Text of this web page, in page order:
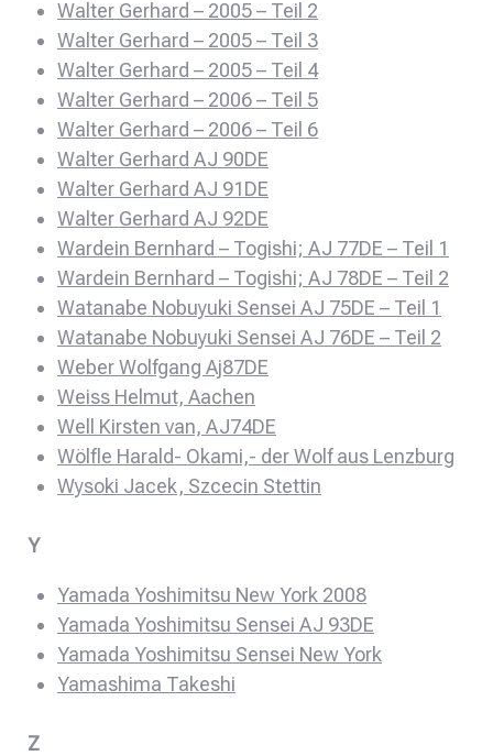
Walter Gerhard – 2005 – Teil 2
Walter Gerhard – 2005 – Teil 3
Walter Gerhard – 2005 – Teil 4
Walter Gerhard – 2006 – Teil 5
Walter Gerhard – 2006 – Teil 6
Walter Gerhard AJ 90DE
Walter Gerhard AJ 91DE
Walter Gerhard AJ 92DE
Wardein Bernhard – Togishi; AJ 77DE – Teil 1
Wardein Bernhard – Togishi; AJ 78DE – Teil 2
Watanabe Nobuyuki Sensei AJ 75DE – Teil 1
Watanabe Nobuyuki Sensei AJ 76DE – Teil 2
Weber Wolfgang Aj87DE
Weiss Helmut, Aachen
Well Kirsten van, AJ74DE
Wölfle Harald- Okami,- der Wolf aus Lenzburg
Wysoki Jacek, Szcecin Stettin
Y
Yamada Yoshimitsu New York 2008
Yamada Yoshimitsu Sensei AJ 93DE
Yamada Yoshimitsu Sensei New York
Yamashima Takeshi
Z